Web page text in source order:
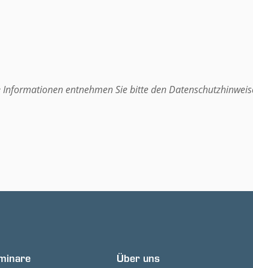
entnehmen Sie bitte den
Über uns